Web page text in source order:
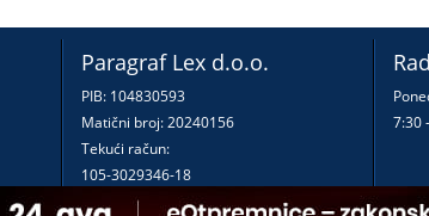
Paragraf Lex d.o.o.
PIB: 104830593
Matični broj: 20240156
Tekući račun:
105-3029346-18
160-0000000380290-23
7:30